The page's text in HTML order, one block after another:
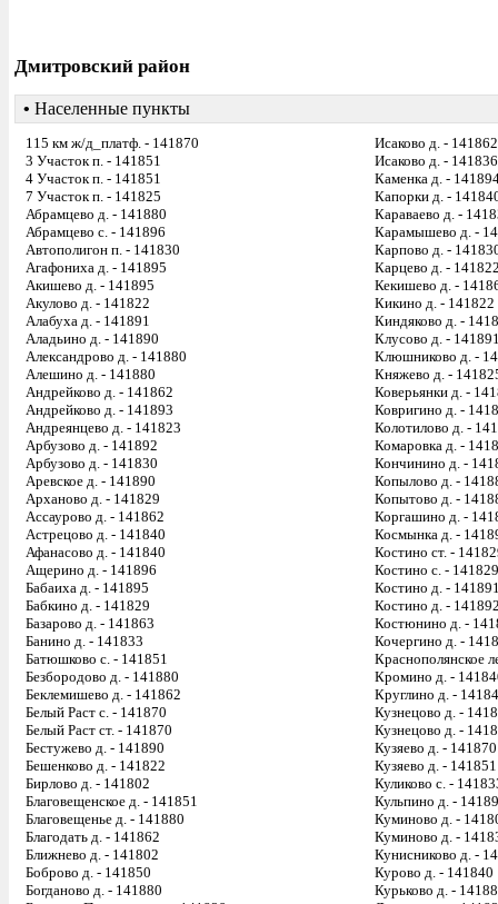
Дмитровский район
• Населенные пункты
115 км ж/д_платф. - 141870
3 Участок п. - 141851
4 Участок п. - 141851
7 Участок п. - 141825
Абрамцево д. - 141880
Абрамцево с. - 141896
Автополигон п. - 141830
Агафониха д. - 141895
Акишево д. - 141895
Акулово д. - 141822
Алабуха д. - 141891
Аладьино д. - 141890
Александрово д. - 141880
Алешино д. - 141880
Андрейково д. - 141862
Андрейково д. - 141893
Андреянцево д. - 141823
Арбузово д. - 141892
Арбузово д. - 141830
Аревское д. - 141890
Арханово д. - 141829
Ассаурово д. - 141862
Астрецово д. - 141840
Афанасово д. - 141840
Ащерино д. - 141896
Бабаиха д. - 141895
Бабкино д. - 141829
Базарово д. - 141863
Банино д. - 141833
Батюшково с. - 141851
Безбородово д. - 141880
Беклемишево д. - 141862
Белый Раст с. - 141870
Белый Раст ст. - 141870
Бестужево д. - 141890
Бешенково д. - 141822
Бирлово д. - 141802
Благовещенское д. - 141851
Благовещенье д. - 141880
Благодать д. - 141862
Ближнево д. - 141802
Боброво д. - 141850
Богданово д. - 141880
Исаково д. - 141862
Исаково д. - 141836
Каменка д. -
Капорки д. -
Караваево д. -
Карамышево д. -
Карпово д. -
Карцево д. -
Кекишево д. -
Кикино д. - 141822
Киндяково д. -
Клусово д. -
Клюшниково д. -
Княжево д. -
Коверьянки д. -
Ковригино д. -
Колотилово д. -
Комаровка д. -
Кончинино д. -
Копылово д. -
Копытово д. -
Коргашино д. -
Космынка д. -
Костино ст. -
Костино с. - 141829
Костино д. -
Костино д. -
Костюнино д. -
Кочергино д. -
Краснополянское
Кромино д. -
Круглино д. -
Кузнецово д. -
Кузнецово д. -
Кузяево д. - 141870
Кузяево д. - 141851
Куликово с. -
Кульпино д. -
Куминово д. -
Куминово д. -
Кунисниково д. -
Курово д. - 141840
Курьково д. -